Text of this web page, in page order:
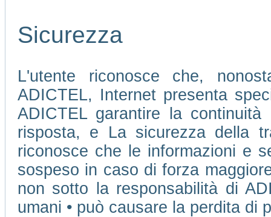
Sicurezza
L'utente riconosce che,
ADICTEL, Internet presenta
ADICTEL garantire la
risposta, e La sicurezza della
riconosce che le informazioni e
sospeso in caso di forza
non sotto la responsabilità di
umani • può causare la perdita di